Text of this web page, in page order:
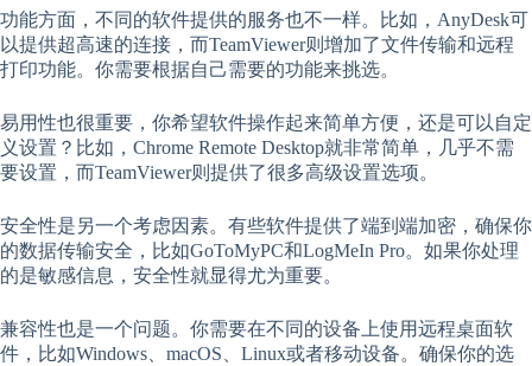
功能方面，不同的软件提供的服务也不一样。比如，AnyDesk可
以提供超高速的连接，而TeamViewer则增加了文件传输和远程
打印功能。你需要根据自己需要的功能来挑选。
易用性也很重要，你希望软件操作起来简单方便，还是可以自定
义设置？比如，Chrome Remote Desktop就非常简单，几乎不需
要设置，而TeamViewer则提供了很多高级设置选项。
安全性是另一个考虑因素。有些软件提供了端到端加密，确保你
的数据传输安全，比如GoToMyPC和LogMeIn Pro。如果你处理
的是敏感信息，安全性就显得尤为重要。
兼容性也是一个问题。你需要在不同的设备上使用远程桌面软
件，比如Windows、macOS、Linux或者移动设备。确保你的选